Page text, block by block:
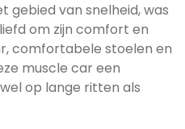
gebied van snelheid, was
om zijn comfort en
comfortabele stoelen en
muscle car een
op lange ritten als